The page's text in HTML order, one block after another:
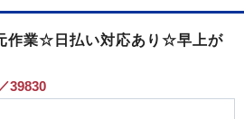
作業☆日払い対応あり☆早上が
39830